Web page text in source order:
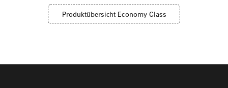
Produktübersicht Economy Class